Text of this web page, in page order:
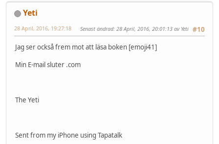
Yeti
#10
28 April, 2016, 19:27:18 Senast ändrad: 28 April, 2016, 20:01:13 av Yeti
Jag ser också frem mot att läsa boken [emoji41]
Min E-mail sluter .com
The Yeti
Sent from my iPhone using Tapatalk